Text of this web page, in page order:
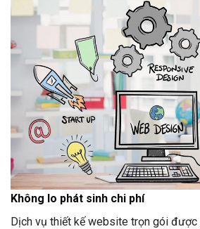
Không lo phát sinh chi phí
Dịch vụ thiết kế website trọn gói